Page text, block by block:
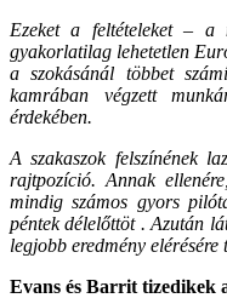
Ezeket a feltételeket – a
gyakorlatilag lehetetlen
a szokásánál többet
kamrában végzett
érdekében.
A szakaszok felszínének
rajtpozíció. Annak
mindig számos gyors
péntek délelőttöt . Azután
legjobb eredmény elérésére
Evans és Barrit tizedikek